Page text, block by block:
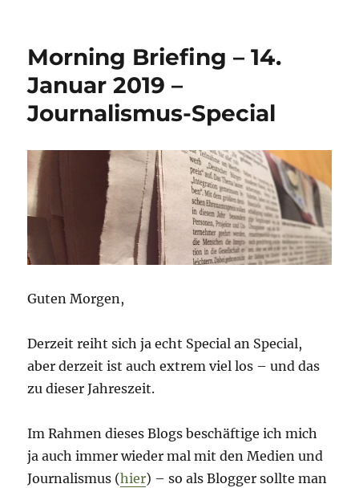
18.
Januar
2019
–
Journalismus
die
zweite…
Morning Briefing – 14.
Januar 2019 –
Journalismus-Special
Guten Morgen,
Derzeit reiht sich ja echt Special an Special,
aber derzeit ist auch extrem viel los – und das
zu dieser Jahreszeit.
Im Rahmen dieses Blogs beschäftige ich mich
ja auch immer wieder mal mit den Medien und
Journalismus (hier) – so als Blogger sollte man